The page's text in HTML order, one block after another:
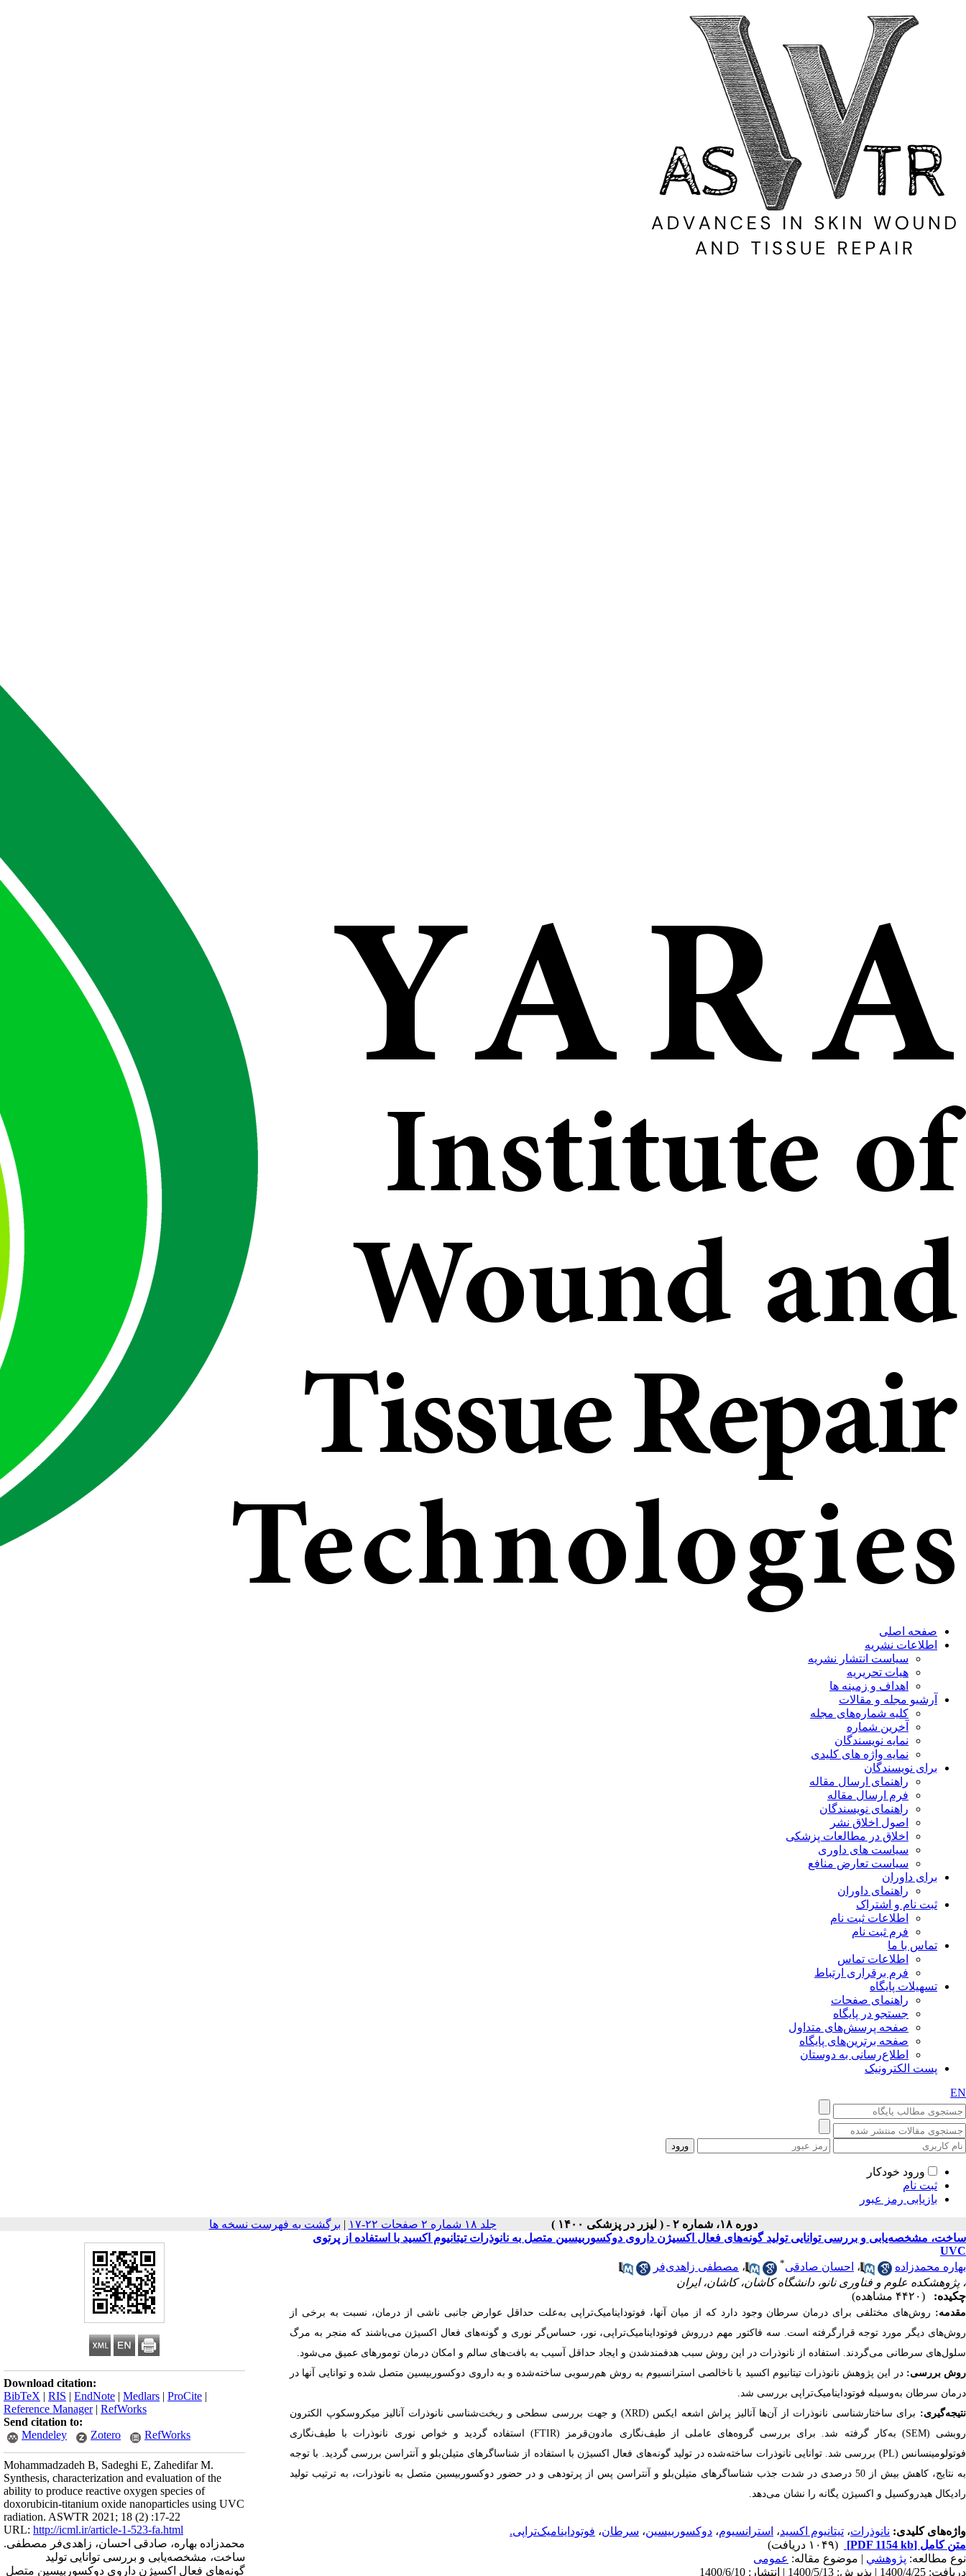
صفحه اصلی
اطلاعات نشریه
سیاست انتشار نشریه
هیات تحریریه
اهداف و زمینه ها
آرشیو مجله و مقالات
کلیه شماره‌های مجله
آخرین شماره
نمایه نویسندگان
نمایه واژه های کلیدی
برای نویسندگان
راهنمای ارسال مقاله
فرم ارسال مقاله
راهنمای نویسندگان
اصول اخلاق نشر
اخلاق در مطالعات پزشکی
سیاست های داوری
سیاست تعارض منافع
برای داوران
راهنمای داوران
ثبت نام و اشتراک
اطلاعات ثبت نام
فرم ثبت نام
تماس با ما
اطلاعات تماس
فرم برقراری ارتباط
تسهیلات پایگاه
راهنمای صفحات
جستجو در پایگاه
صفحه پرسش‌های متداول
صفحه برترین‌های پایگاه
اطلاع‌رسانی به دوستان
پست الکترونیک
EN
ورود خودکار
ثبت نام
بازیابی رمز عبور
دوره ۱۸، شماره ۲ - ( لیزر در پزشکی ۱۴۰۰ ) جلد ۱۸ شماره ۲ صفحات ۲۲-۱۷ | برگشت به فهرست نسخه ها
Download citation:
BibTeX | RIS | EndNote | Medlars | ProCite |
Reference Manager| RefWorks
Send citation to:
Mendeley
Zotero RefWorks
Mohammadzadeh B, Sadeghi E, Zahedifar M.
Synthesis, characterization and evaluation of the
ability to produce reactive oxygen species of
doxorubicin-titanium oxide nanoparticles using UVC
radiation. ASWTR 2021; 18 (2) :17-22
URL: http://icml.ir/article-1-523-fa.html
محمد‌زاده بهاره، صادقی احسان، زاهدی‌فر مصطفی.
ساخت، مشخصه‌یابی و بررسی توانایی تولید
گونه‌های فعال اکسیژن داروی دوکسوربیسین متصل
ساخت، مشخصه‌یابی و بررسی توانایی تولید گونه‌های فعال اکسیژن داروی دوکسوربیسین متصل به نانوذرات تیتانیوم اکسید با استفاده از پرتوی
UVC
بهاره محمد‌زاده
، احسان صادقی* ، مصطفی زاهدی‌فر
، پژوهشکده علوم و فناوری نانو، دانشگاه کاشان، کاشان، ایران
چکیده:
(۴۴۲۰ مشاهده)
مقدمه: روش‌های مختلفی برای درمان سرطان وجود دارد که از میان آنها، فوتوداینامیک‌تراپی به‌علت حداقل عوارض جانبی ناشی از درمان، نسبت به برخی از
روش‌های دیگر مورد توجه قرارگرفته است. سه فاکتور مهم درروش فوتوداینامیک‌تراپی، نور، حساس‌گر نوری و گونه‌های فعال اکسیژن می‌باشند که منجر به مرگ
سلول‌های سرطانی می‌گردند. استفاده از نانوذرات در این روش سبب هدفمند‌شدن و ایجاد حداقل آسیب به بافت‌های سالم و امکان درمان تومورهای عمیق می‌شود.
روش بررسی: در این پژوهش نانوذرات تیتانیوم اکسید با ناخالصی استرانسیوم به روش هم‌رسوبی ساخته‌شده و به داروی دوکسوربیسین متصل شده و توانایی آنها در
درمان سرطان به‌وسیله فوتوداینامیک‌تراپی بررسی شد.
نتیجه‌گیری:
برای ساختار‌شناسی نانو‌ذرات از آن‌ها آنالیز پراش اشعه ایکس (XRD) و جهت بررسی سطحی و ریخت‌شناسی نانو‌ذرات آنالیز میکروسکوپ الکترون
روبشی (SEM) به‌کار گرفته شد. برای بررسی گروه‌های عاملی از طیف‌نگاری مادون‌قرمز (FTIR) استفاده گردید و خواص نوری نانو‌ذرات با طیف‌نگاری
فوتولومینسانس (PL) بررسی شد. توانایی نانوذرات ساخته‌شده در تولید گونه‌های فعال اکسیژن با استفاده از شناساگر‌های متیلن‌بلو و آنتراسن بررسی گردید. با توجه
به نتایج، کاهش بیش از 50 درصدی در شدت جذب شناساگر‌های متیلن‌بلو و آنتراسن پس از پرتودهی و در حضور دوکسوربیسین متصل به نانوذرات، به ترتیب تولید
رادیکال هیدروکسیل و اکسیژن یگانه را نشان می‌دهد.
واژه‌های کلیدی: نانو‌ذرات، تیتانیوم اکسید، استرانسیوم، دوکسوربیسین، سرطان، فوتوداینامیک‌‌تراپی.
متن کامل [PDF 1154 kb]
(۱۰۴۹ دریافت)
نوع مطالعه: پژوهشي | موضوع مقاله: عمومى
دریافت: 1400/4/25 | پذیرش: 1400/5/13 | انتشار: 1400/6/10